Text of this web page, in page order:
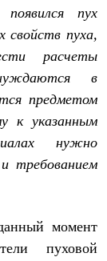
пух
свойств пуха,
расчеты
в
предметом
к указанным
нужно
требованием
момент
пуховой